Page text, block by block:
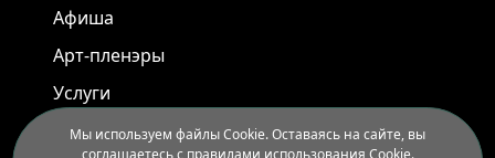
Афиша
Арт-пленэры
Услуги
Мы используем файлы Cookie. Оставаясь на сайте, вы
соглашаетесь с правилами использования Cookie.